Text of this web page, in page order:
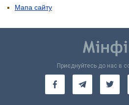
Мапа сайту
Приєднуйтесь до нас в